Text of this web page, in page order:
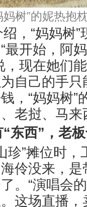
妈树”的妮热抱
，“妈妈树
最开始，阿
，现在她们
自己的手
，“妈妈树
老挝、马
东西”，老
珍”摊位时
伶没来，
。“演唱会
这场直播